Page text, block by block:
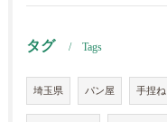
タグ Tags
埼玉県 パン屋 手捏ね